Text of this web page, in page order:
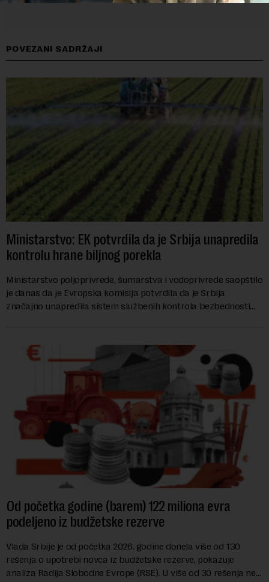
POVEZANI SADRŽAJI
Ministarstvo: EK potvrdila da je Srbija unapredila
kontrolu hrane biljnog porekla
Ministarstvo poljoprivrede, šumarstva i vodoprivrede saopštilo
je danas da je Evropska komisija potvrdila da je Srbija
značajno unapredila sistem službenih kontrola bezbednosti
Od početka godine (barem) 122 miliona evra
podeljeno iz budžetske rezerve
Vlada Srbije je od početka 2026. godine donela više od 130
rešenja o upotrebi novca iz budžetske rezerve, pokazuje
analiza Radija Slobodne Evrope (RSE). U više od 30 rešenja ne